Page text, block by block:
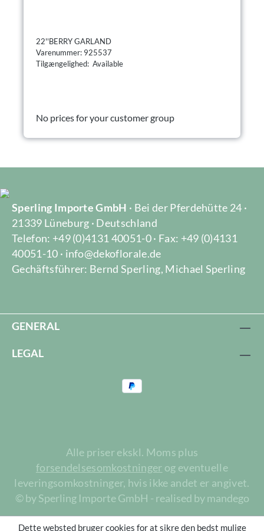
22''BERRY GARLAND
Varenummer: 925537
Tilgængelighed: Available
No prices for your customer group
Sperling Importe GmbH · Bei der Pferdehütte 24 ·
21339 Lüneburg · Deutschland
Telefon: +49 (0)4131 40051-0 · Fax: +49 (0)4131
40051-10 · info@dekoflorale.de
Gechäftsführer: Bernd Sperling, Michael Sperling
GENERAL
LEGAL
Alle priser ekskl. Moms plus
forsendelsesomkostninger og eventuelle
leveringsomkostninger, hvis ikke andet er angivet.
© by Sperling Importe GmbH - realised by mandego
Dette websted bruger cookies for at sikre den bedst mulige